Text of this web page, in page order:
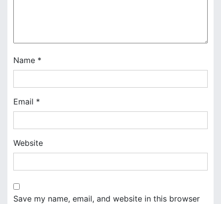
o
n
Name *
Email *
Website
Save my name, email, and website in this browser